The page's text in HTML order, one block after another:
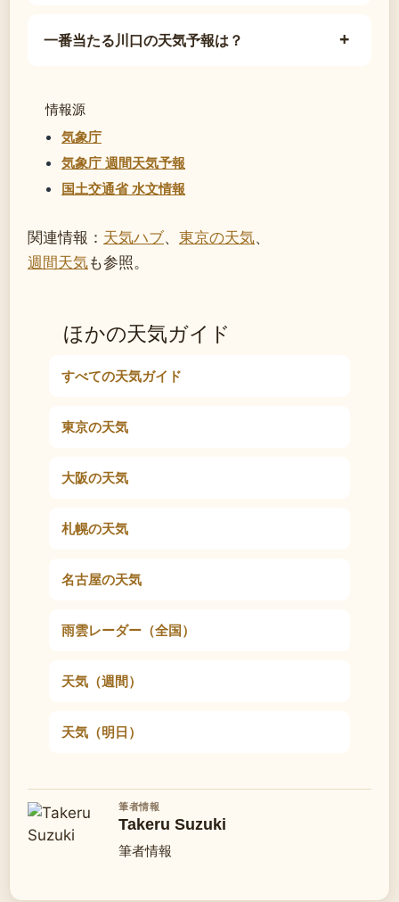
一番当たる川口の天気予報は？
情報源
気象庁
気象庁 週間天気予報
国土交通省 水文情報
関連情報： 天気ハブ、 東京の天気、
週間天気も参照。
ほかの天気ガイド
すべての天気ガイド
東京の天気
大阪の天気
札幌の天気
名古屋の天気
雨雲レーダー（全国）
天気（週間）
天気（明日）
筆者情報
Takeru Suzuki
筆者情報